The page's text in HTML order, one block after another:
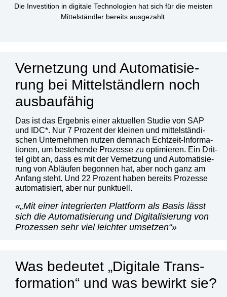
Die Inves­ti­ti­on in digi­ta­le Tech­no­lo­gien hat sich für die meis­ten
Mit­tel­ständ­ler bereits aus­ge­zahlt.
Ver­net­zung und Auto­ma­ti­sie­
rung bei Mit­tel­ständ­lern noch
aus­bau­fä­hig
Das ist das Ergeb­nis einer aktu­el­len Stu­die von SAP
und IDC*. Nur 7 Pro­zent der klei­nen und mit­tel­stän­di­
schen Unter­neh­men nut­zen dem­nach Echt­zeit-Infor­ma­
tio­nen, um bestehen­de Pro­zes­se zu opti­mie­ren. Ein Drit­
tel gibt an, dass es mit der Ver­net­zung und Auto­ma­ti­sie­
rung von Abläu­fen begon­nen hat, aber noch ganz am
Anfang steht. Und 22 Pro­zent haben bereits Pro­zes­se
auto­ma­ti­siert, aber nur punk­tu­ell.
„Mit einer inte­grier­ten Platt­form als Basis lässt
sich die Auto­ma­ti­sie­rung und Digi­ta­li­sie­rung von
Pro­zes­sen sehr viel leich­ter umset­zen“
Was bedeu­tet „Digi­ta­le Trans­
for­ma­ti­on“ und was bewirkt sie?